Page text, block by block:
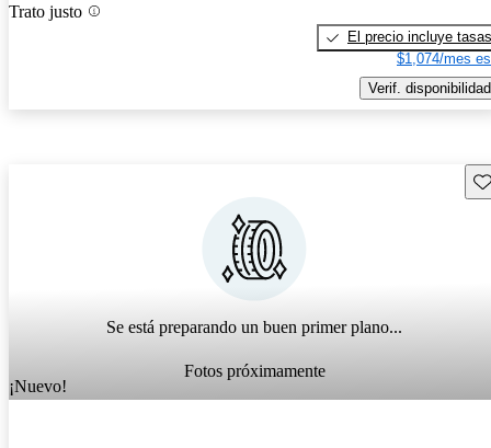
Trato justo
El precio incluye tasas
$1,074/mes
Verif. disponibilidad
Se está preparando un buen primer plano...
Fotos próximamente
¡Nuevo!